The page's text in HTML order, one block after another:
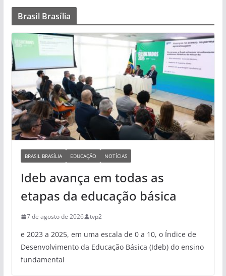
Brasil Brasília
BRASIL BRASÍLIA EDUCAÇÃO NOTÍCIAS
Ideb avança em todas as
etapas da educação básica
7 de agosto de 2026 tvp2
e 2023 a 2025, em uma escala de 0 a 10, o Índice de
Desenvolvimento da Educação Básica (Ideb) do ensino
fundamental